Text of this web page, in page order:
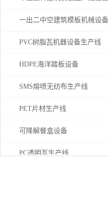
一出二中空建筑模板机械设备
PVC树脂瓦机器设备生产线
HDPE海洋踏板设备
SMS熔喷无纺布生产线
PET片材生产线
可降解餐盒设备
PC透明瓦生产线